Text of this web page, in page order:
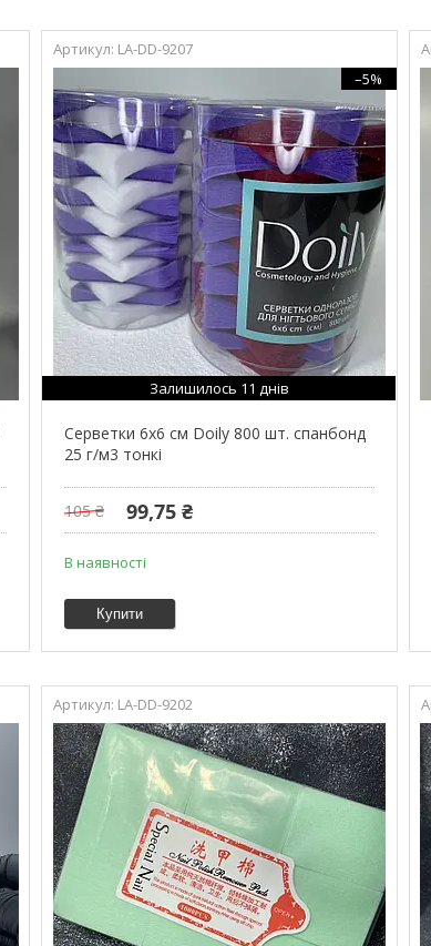
LA-DD-9207
–5%
Залишилось 11 днів
Серветки 6х6 см Doily 800 шт. спанбонд
25 г/м3 тонкі
105 ₴ 99,75 ₴
В наявності
Купити
LA-DD-9202